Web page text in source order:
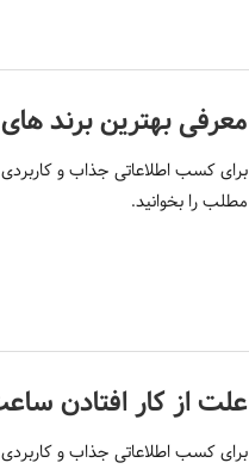
معرفی بهترین برند
برای کسب اطلاعاتی جذاب و کاربردی
مطلب را بخوانید.
علت از کار افتادن
برای کسب اطلاعاتی جذاب و کاربردی